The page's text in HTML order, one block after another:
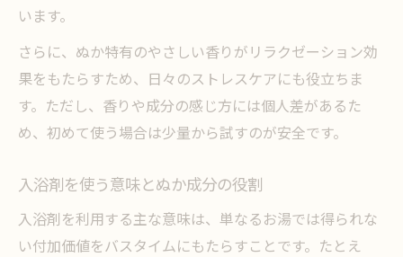
います。
さらに、ぬか特有のやさしい香りがリラクゼーション効
果をもたらすため、日々のストレスケアにも役立ちま
す。ただし、香りや成分の感じ方には個人差があるた
め、初めて使う場合は少量から試すのが安全です。
入浴剤を使う意味とぬか成分の役割
入浴剤を利用する主な意味は、単なるお湯では得られな
い付加価値をバスタイムにもたらすことです。たとえ